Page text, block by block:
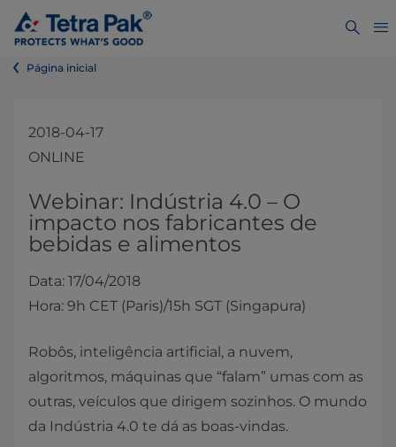
Página inicial
2018-04-17
ONLINE
​​​​​​​​​​​​​​​​​​Webinar: Indústria 4.0 – O
impacto nos fabricantes de
bebidas e alimentos
Data: 17/04/2018
Hora: 9h CET (Paris)/15h SGT (Singapura)
Robôs, inteligência artificial, a nuvem,
algoritmos, máquinas que “falam” umas com as
outras, veículos que dirigem sozinhos. O mundo
da Indústria 4.0 te dá as boas-vindas.